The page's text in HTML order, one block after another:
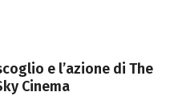
e l’azione di The
Cinema